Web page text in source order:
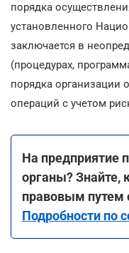
порядка
установленного
заключается в
(процедурах,
порядка организации
операций с учетом
На предприятие
органы? Знайте,
правовым путем
Подробности по